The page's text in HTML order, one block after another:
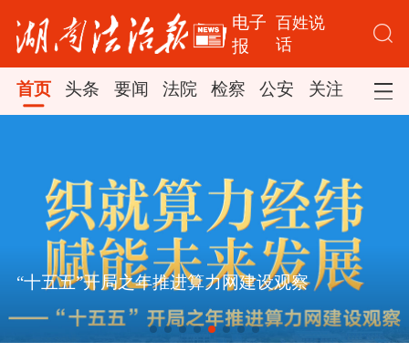
电子
报
百姓说
话
首页 头条 要闻 法院 检察 公安 关注 司法
“十五五”开局之年推进算力网建设观察
[文脉华章 | 总书记引经据典话廉政
（一）]